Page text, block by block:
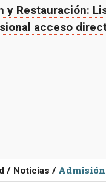
y Restauración:
acceso
Noticias